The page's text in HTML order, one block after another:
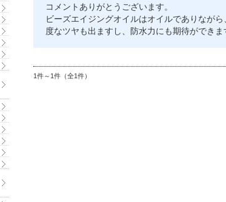
コメントありがとうございます。
ビーズエイジングオイルはオイルでありなが
度なツヤも出ますし、防水力にも期待ができ
1件～1件（全1件）